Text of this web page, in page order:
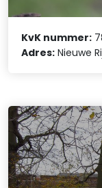
KvK nummer:
Adres: Nieuwe